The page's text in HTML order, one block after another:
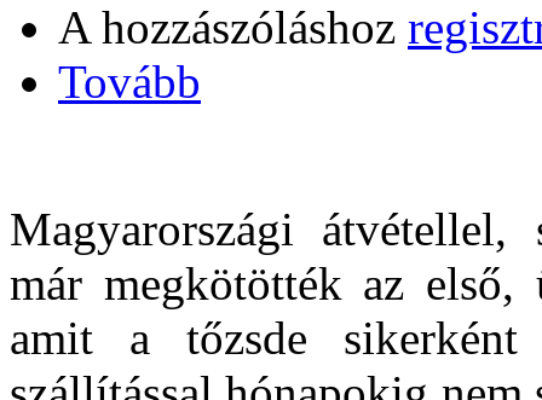
A hozzászóláshoz
Tovább
Magyarországi átvétellel,
már megkötötték az első,
amit a tőzsde